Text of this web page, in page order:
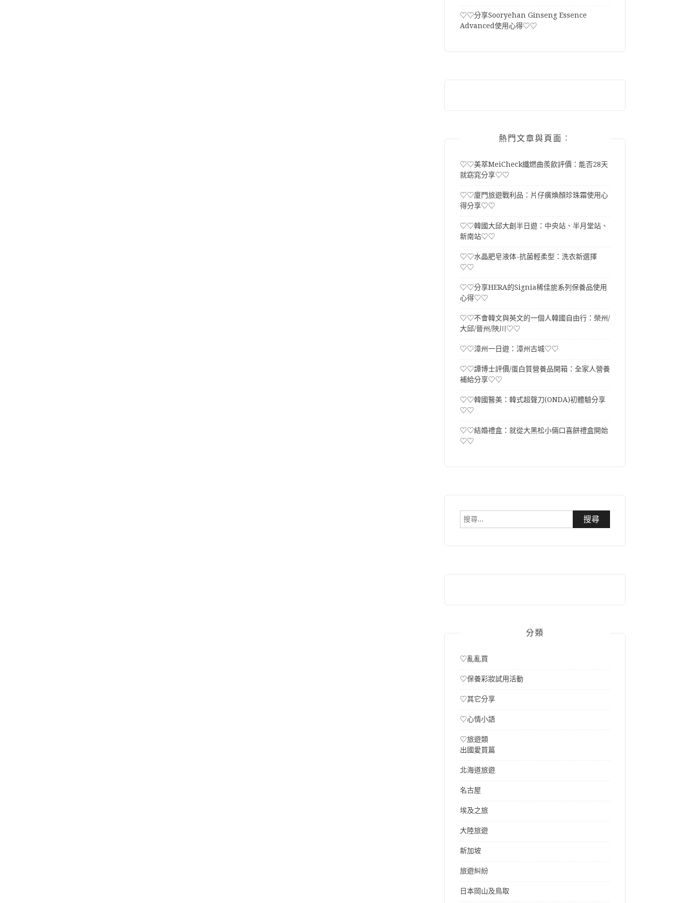
♡♡分享Sooryehan Ginseng Essence
Advanced使用心得♡♡
熱門文章與頁面︰
♡♡美萃MeiCheck纖燃曲羨飲評價：能否28天
就窈窕分享♡♡
♡♡廈門旅遊戰利品：片仔癀煥顏珍珠霜使用心
得分享♡♡
♡♡韓國大邱大創半日遊：中央站、半月堂站、
新南站♡♡
♡♡水晶肥皂液体-抗菌輕柔型：洗衣新選擇
♡♡
♡♡分享HERA的Signia稀佳旎系列保養品使用
心得♡♡
♡♡不會韓文與英文的一個人韓國自由行：榮州/
大邱/晉州/陜川♡♡
♡♡漳州一日遊：漳州古城♡♡
♡♡譚博士評價/蛋白質營養品開箱：全家人營養
補給分享♡♡
♡♡韓國醫美：韓式超聲刀(ONDA)初體驗分享
♡♡
♡♡結婚禮盒：就從大黑松小倆口喜餅禮盒開始
♡♡
搜
分類
♡亂亂買
♡保養彩妝試用活動
♡其它分享
♡心情小語
♡旅遊類
出國愛買篇
北海道旅遊
名古屋
埃及之旅
大陸旅遊
新加坡
旅遊糾紛
日本岡山及鳥取